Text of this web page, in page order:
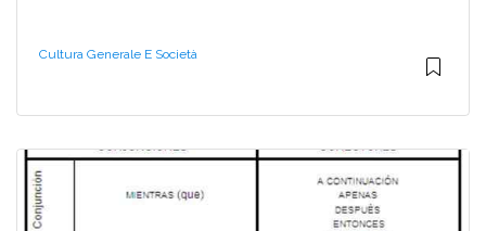
Cultura Generale E Società